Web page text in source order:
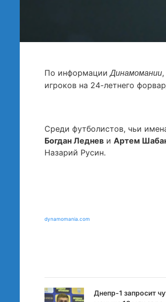
По информацииДинамомании
игроков на 24-летнего
Среди футболистов, чьи
Богдан Леднев и Артем
Назарий Русин.
dynamomania.com
Днепр-1 запросит